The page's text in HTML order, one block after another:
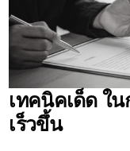
เทคนิคเด็ด ใ
เร็วขึ้น